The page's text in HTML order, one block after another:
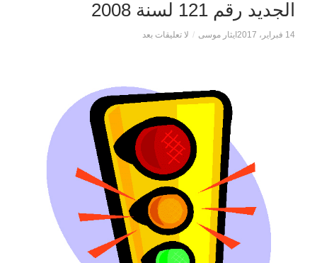
الجديد رقم 121 لسنة 2008
14 فبراير، 2017 ايثار موسى / لا تعليقات بعد